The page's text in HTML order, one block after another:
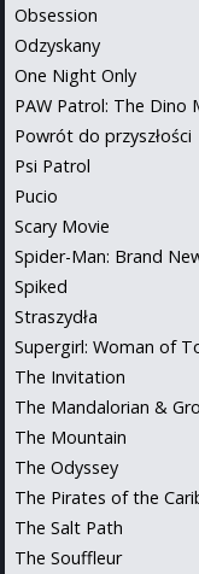
Obsession
Odzyskany
One Night Only
PAW Patrol: The Dino
Powrót do przyszłości
Psi Patrol
Pucio
Scary Movie
Spider-Man: Brand
Spiked
Straszydła
Supergirl: Woman of
The Invitation
The Mandalorian &
The Mountain
The Odyssey
The Pirates of the
The Salt Path
The Souffleur